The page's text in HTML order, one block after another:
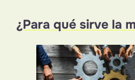
¿Para qué sirve la